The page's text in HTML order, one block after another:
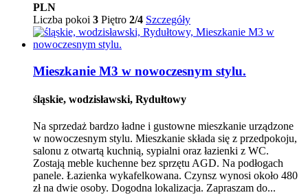
PLN
Liczba pokoi 3 Piętro 2/4 Szczegóły
Mieszkanie M3 w nowoczesnym stylu.
śląskie, wodzisławski, Rydułtowy
Na sprzedaż bardzo ładne i gustowne mieszkanie urządzone
w nowoczesnym stylu. Mieszkanie składa się z przedpokoju,
salonu z otwartą kuchnią, sypialni oraz łazienki z WC.
Zostają meble kuchenne bez sprzętu AGD. Na podłogach
panele. Łazienka wykafelkowana. Czynsz wynosi około 480
zł na dwie osoby. Dogodna lokalizacja. Zapraszam do...